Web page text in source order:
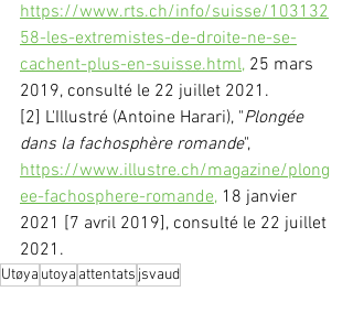
https://www.rts.ch/info/suisse/103132
58-les-extremistes-de-droite-ne-se-
cachent-plus-en-suisse.html, 25 mars
2019, consulté le 22 juillet 2021.
[2] L'Illustré (Antoine Harari), "Plongée
dans la fachosphère romande",
https://www.illustre.ch/magazine/plong
ee-fachosphere-romande, 18 janvier
2021 [7 avril 2019], consulté le 22 juillet
2021.
Utøya utoya attentats jsvaud